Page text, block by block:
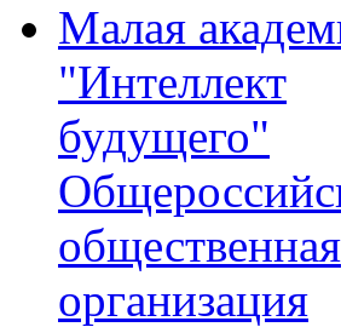
Малая
"Интеллект
будущего"
общественная
организация